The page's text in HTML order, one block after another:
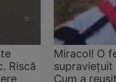
Riscă
Miracol! O
Cum a